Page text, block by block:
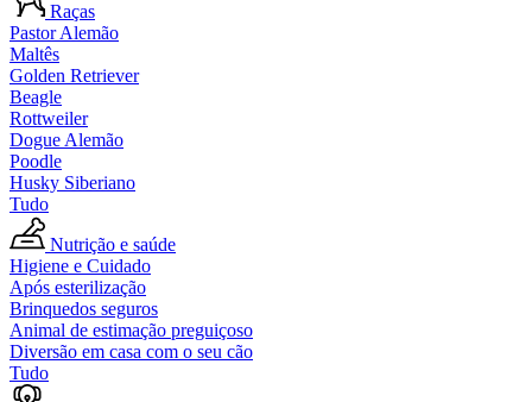
Raças
Pastor Alemão
Maltês
Golden Retriever
Beagle
Rottweiler
Dogue Alemão
Poodle
Husky Siberiano
Tudo
Nutrição e saúde
Higiene e Cuidado
Após esterilização
Brinquedos seguros
Animal de estimação preguiçoso
Diversão em casa com o seu cão
Tudo